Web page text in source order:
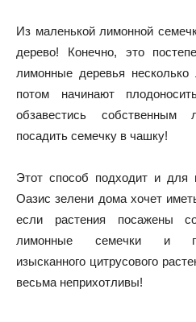
Из маленькой лимонной
дерево! Конечно, это
лимонные деревья
потом начинают
обзавестись
посадить семечку в чашку!
Этот способ подходит и для
Оазис зелени дома хочет
если растения посажены
лимонные семечки и
изысканного цитрусового
весьма неприхотливы!